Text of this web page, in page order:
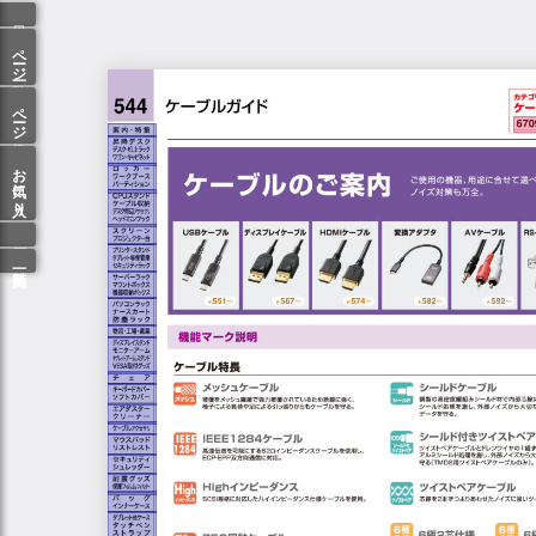
ページ一覧
ページ検索
お気に入り